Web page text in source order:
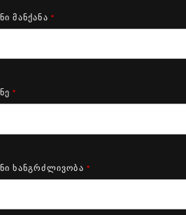
მანქანა *
*
ხანგრძლივობა *